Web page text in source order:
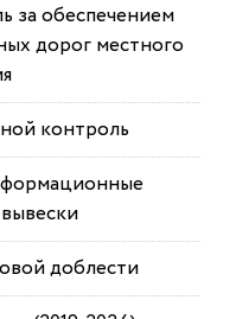
за обеспечением
дорог местного
контроль
доблести